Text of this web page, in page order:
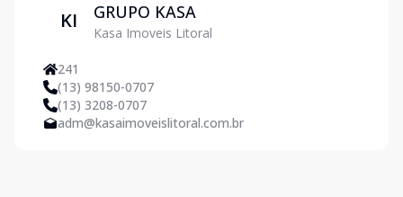
KI GRUPO KASA
Kasa Imoveis Litoral
241
(13) 98150-0707
(13) 3208-0707
adm@kasaimoveislitoral.com.br